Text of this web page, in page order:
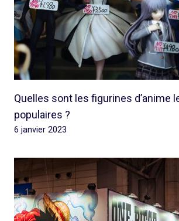
Quelles sont les figurines d’anime
populaires ?
6 janvier 2023